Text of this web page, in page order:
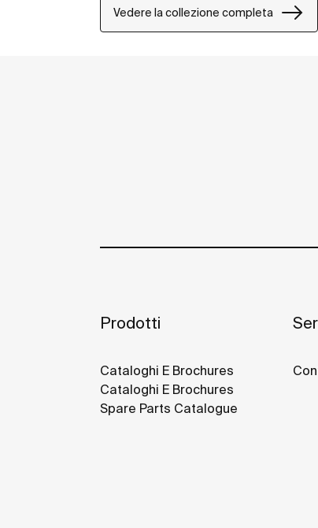
Vedere la collezione completa
Prodotti
Cataloghi E Brochures
Cataloghi E Brochures
Spare Parts Catalogue